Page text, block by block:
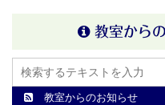
教室から
教室からのお知らせ